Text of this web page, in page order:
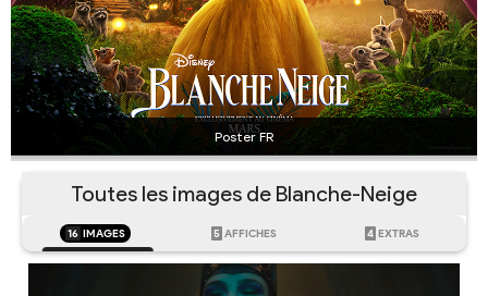
Poster FR
Toutes les images de Blanche-Neige
16 IMAGES 5 AFFICHES 4 EXTRAS